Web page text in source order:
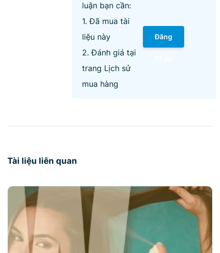
luận bạn cần:
1. Đã mua tài
liệu này
2. Đánh giá tại
trang Lịch sử
mua hàng
Đăng
Tài liệu liên quan